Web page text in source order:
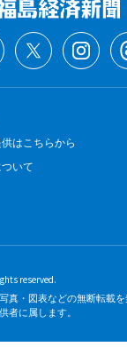
はこちらから
いて
reserved.
真・図表などの無断転載
者に属します。